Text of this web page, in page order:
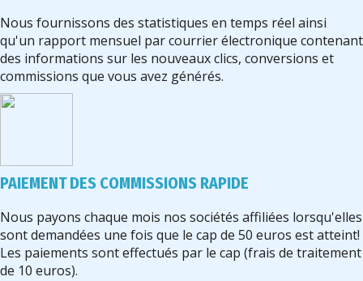
Nous fournissons des statistiques en temps réel ainsi
qu'un rapport mensuel par courrier électronique contenant
des informations sur les nouveaux clics, conversions et
commissions que vous avez générés.
PAIEMENT DES COMMISSIONS RAPIDE
Nous payons chaque mois nos sociétés affiliées lorsqu'elles
sont demandées une fois que le cap de 50 euros est atteint!
Les paiements sont effectués par le cap (frais de traitement
de 10 euros).